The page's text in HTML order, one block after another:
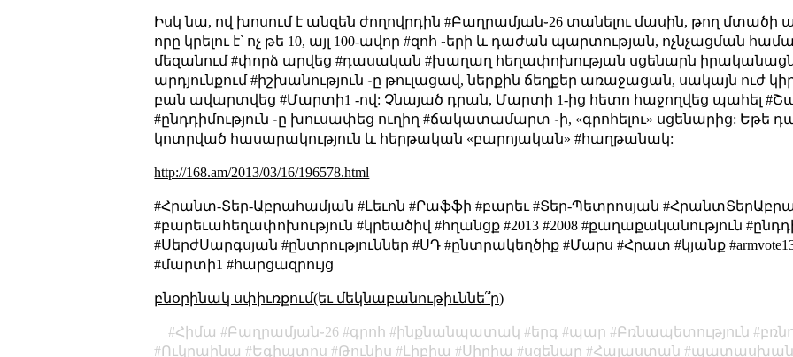
Իսկ նա, ով խոսում է անզեն ժողովրդին #Բաղրամյան֊26 տանելու մասին, թող
որը կրելու է՝ ոչ թե 10, այլ 100-ավոր #զոհ ֊երի և դաժան պարտության, ոչնչացման
մեզանում #փորձ արվեց #դասական #խաղաղ հեղափոխության սցենարն
արդյունքում #իշխանություն ֊ը թուլացավ, ներքին ճեղքեր առաջացան, սակայն ուժ
բան ավարտվեց #Մարտի1 -ով: Չնայած դրան, Մարտի 1-ից հետո հաջողվեց պահել
#ընդդիմություն ֊ը խուսափեց ուղիղ #ճակատամարտ ֊ի, «գրոհելու» սցենարից: Եթե դա
կոտրված հասարակություն և հերթական «բարոյական» #հաղթանակ:
http://168.am/2013/03/16/196578.html
#Հրանտ-Տեր-Աբրահամյան #Լեւոն #Րաֆֆի #բարեւ #Տեր-Պետրոսյան
#բարեւահեղափոխություն #կրեածիվ #հղանցք #2013 #2008 #քաղաքականություն
#ՍերժՍարգսյան #ընտրություններ #ՍԴ #ընտրակեղծիք #Մարս #Հրատ #կյանք #armvote13
#մարտի1 #հարցազրույց
բնօրինակ սփիւռքում(եւ մեկնաբանութիւննե՞ր)
Հիմա Բաղրամյան֊26 գրոհ ինքնանպատակ երգ պար Բռնապետություն
Ուկրաինա
Եգիպտոս Թունիս Լիբիա Սիրիա սցենար Հայաստան